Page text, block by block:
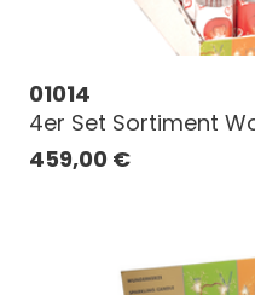
01014
4er Set Sortiment
459,00 €